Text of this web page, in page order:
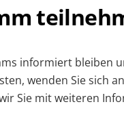
informiert bleiben
wenden Sie sich
Sie mit weiteren